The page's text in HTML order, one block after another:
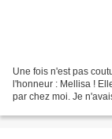
Une fois n'est pas
l'honneur : Mellisa !
par chez moi. Je